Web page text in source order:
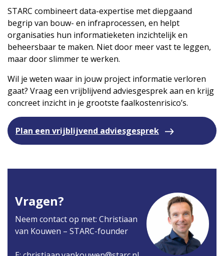
STARC combineert data-expertise met diepgaand
begrip van bouw- en infraprocessen, en helpt
organisaties hun informatieketen inzichtelijk en
beheersbaar te maken. Niet door meer vast te leggen,
maar door slimmer te werken.
Wil je weten waar in jouw project informatie verloren
gaat? Vraag een vrijblijvend adviesgesprek aan en krijg
concreet inzicht in je grootste faalkostenrisico’s.
Plan een vrijblijvend adviesgesprek
Vragen?
Neem contact op met: Christiaan
van Kouwen – STARC-founder